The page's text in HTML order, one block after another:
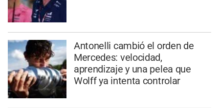
Antonelli cambió el orden de
Mercedes: velocidad,
aprendizaje y una pelea que
Wolff ya intenta controlar